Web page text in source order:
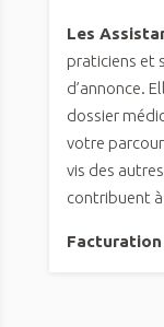
Les
praticiens et
d’annonce.
dossier
votre
vis des
contribuent
Facturation